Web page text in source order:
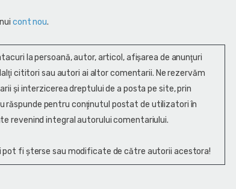
cont nou.
la persoană, autor, articol, afişarea de anunţuri
cititori sau autori ai altor comentarii. Ne rezervăm
și interzicerea dreptului de a posta pe site, prin
răspunde pentru conţinutul postat de utilizatori în
revenind integral autorului comentariului.
fi șterse sau modificate de către autorii acestora!